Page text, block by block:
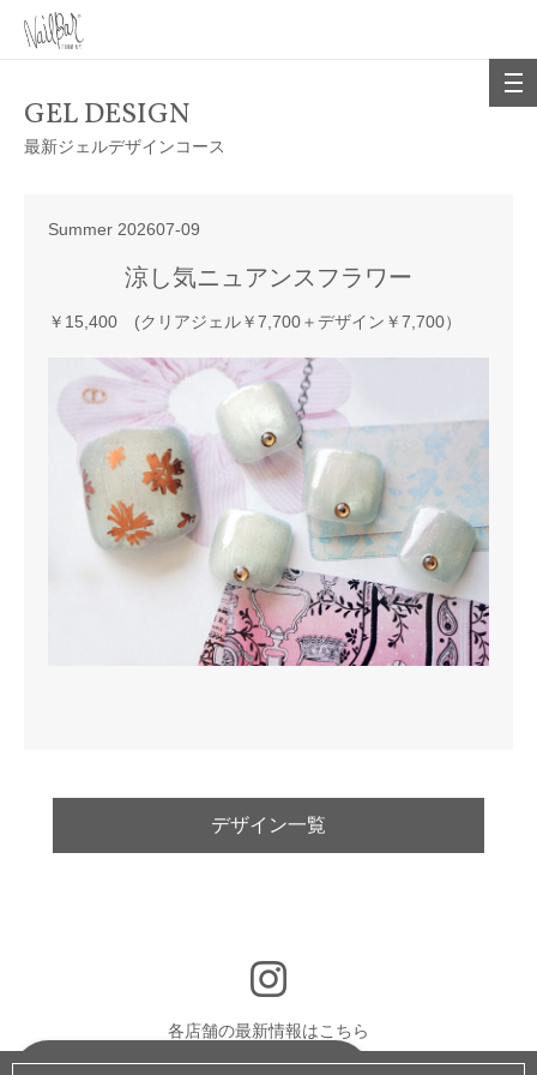
GEL DESIGN
最新ジェルデザインコース
Summer 202607-09
涼し気ニュアンスフラワー
￥15,400 (クリアジェル￥7,700＋デザイン￥7,700）
デザイン一覧
各店舗の最新情報はこちら